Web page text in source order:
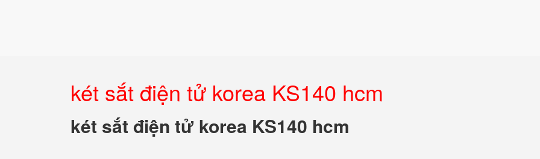
két sắt điện tử korea KS140 hcm
két sắt điện tử korea KS140 hcm